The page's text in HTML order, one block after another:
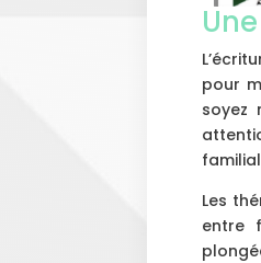
pour
soyez
Les
entre